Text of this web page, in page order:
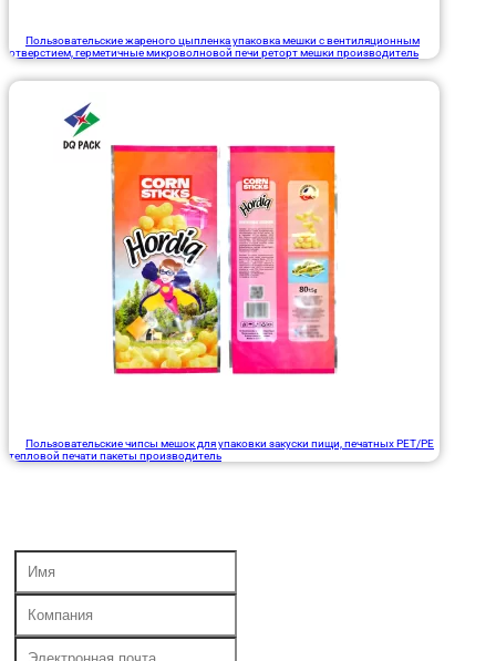
Пользовательские жареного цыпленка упаковка мешки с вентиляционным
отверстием, герметичные микроволновой печи реторт мешки производитель
Пользовательские чипсы мешок для упаковки закуски пищи, печатных PET/PE
тепловой печати пакеты производитель